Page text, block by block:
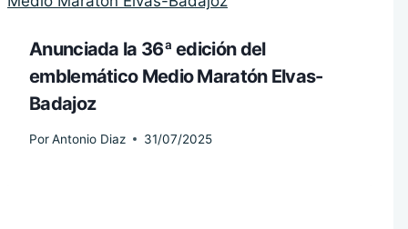
Anunciada la 36ª edición del
emblemático Medio Maratón Elvas-
Badajoz
PorAntonio Diaz 31/07/2025